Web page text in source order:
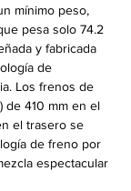
mínimo peso,
pesa solo 74.2
y fabricada
de
Los frenos de
de 410 mm en el
el trasero se
de freno por
espectacular